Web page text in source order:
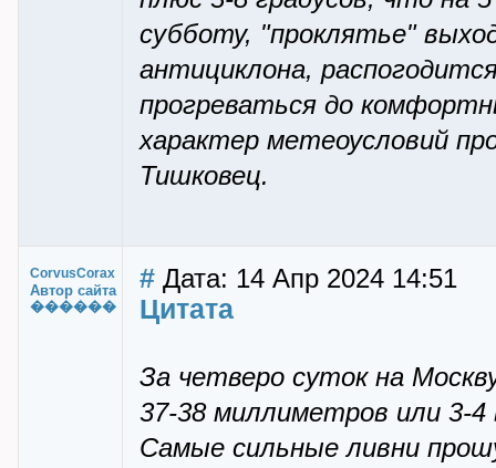
субботу, "проклятье"
антициклона,
прогреваться до
характер метеоусловий
Тишковец.
CorvusCorax
Автор сайта
������
# Дата: 14 Апр 2024 14:51
Цитата
За четверо суток на
37-38 миллиметров или 3-
Самые сильные ливни